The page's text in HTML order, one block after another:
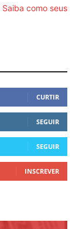
Saiba como seus
CURTIR
SEGUIR
SEGUIR
INSCREVER